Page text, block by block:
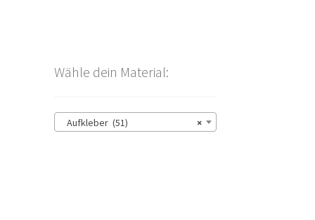
Wähle dein Material:
×
Aufkleber (51)